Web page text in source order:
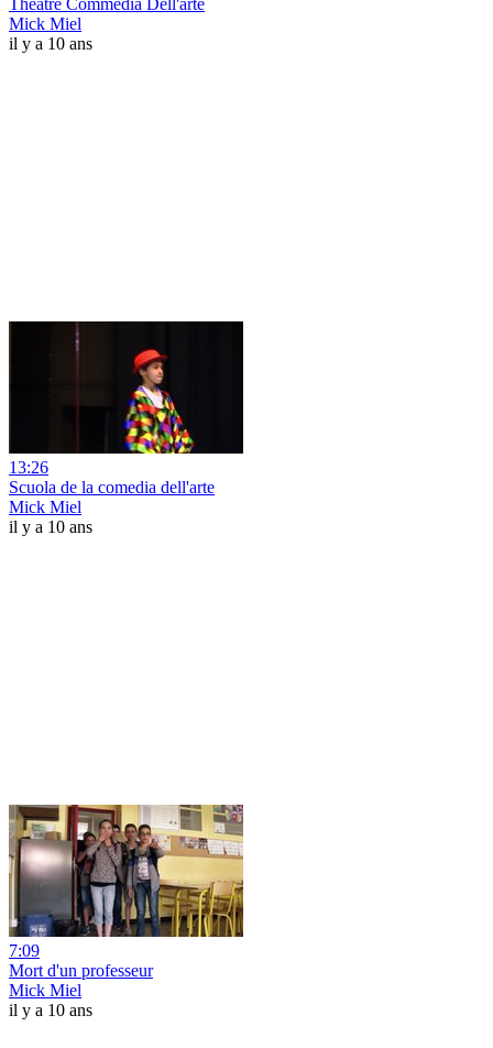
Théâtre Commedia Dell'arte
Mick Miel
il y a 10 ans
13:26
Scuola de la comedia dell'arte
Mick Miel
il y a 10 ans
7:09
Mort d'un professeur
Mick Miel
il y a 10 ans